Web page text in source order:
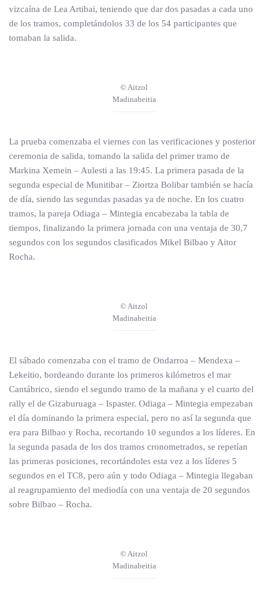
vizcaína de Lea Artibai, teniendo que dar dos pasadas a cada uno
de los tramos, completándolos 33 de los 54 participantes que
tomaban la salida.
© Aitzol
Madinabeitia
La prueba comenzaba el viernes con las verificaciones y posterior
ceremonia de salida, tomando la salida del primer tramo de
Markina Xemein – Aulesti a las 19:45. La primera pasada de la
segunda especial de Munitibar – Ziortza Bolibar también se hacía
de día, siendo las segundas pasadas ya de noche. En los cuatro
tramos, la pareja Odiaga – Mintegia encabezaba la tabla de
tiempos, finalizando la primera jornada con una ventaja de 30,7
segundos con los segundos clasificados Mikel Bilbao y Aitor
Rocha.
© Aitzol
Madinabeitia
El sábado comenzaba con el tramo de Ondarroa – Mendexa –
Lekeitio, bordeando durante los primeros kilómetros el mar
Cantábrico, siendo el segundo tramo de la mañana y el cuarto del
rally el de Gizaburuaga – Ispaster. Odiaga – Mintegia empezaban
el día dominando la primera especial, pero no así la segunda que
era para Bilbao y Rocha, recortando 10 segundos a los líderes. En
la segunda pasada de los dos tramos cronometrados, se repetían
las primeras posiciones, recortándoles esta vez a los líderes 5
segundos en el TC8, pero aún y todo Odiaga – Mintegia llegaban
al reagrupamiento del mediodía con una ventaja de 20 segundos
sobre Bilbao – Rocha.
© Aitzol
Madinabeitia